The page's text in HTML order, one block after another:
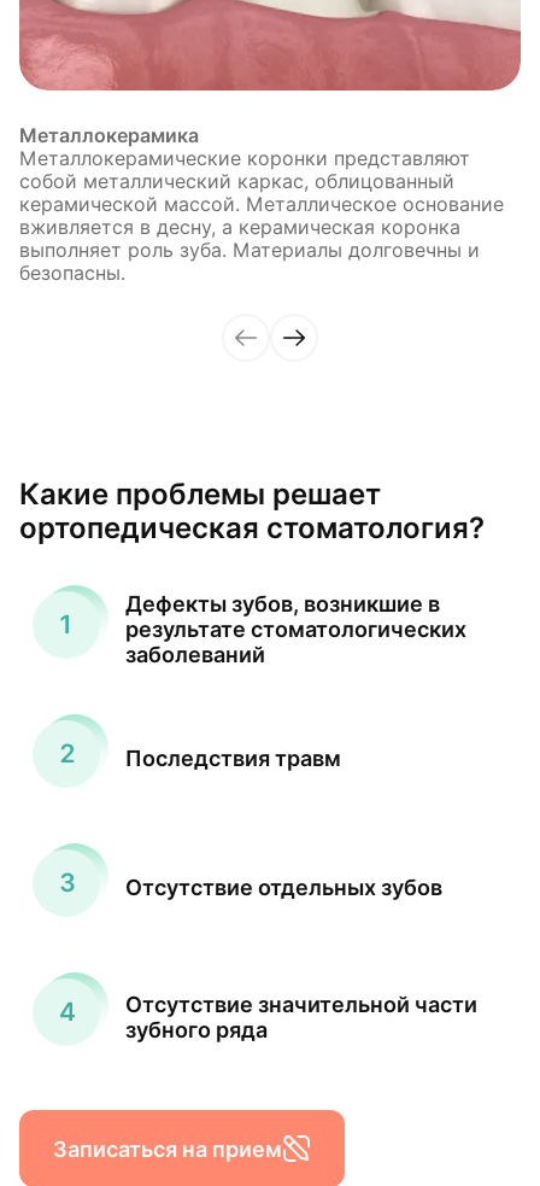
Металлокерамика
Металлокерамические коронки представляют
собой металлический каркас, облицованный
керамической массой. Металлическое основание
вживляется в десну, а керамическая коронка
выполняет роль зуба. Материалы долговечны и
безопасны.
Какие проблемы решает
ортопедическая стоматология?
Дефекты зубов, возникшие в
результате стоматологических
заболеваний
Последствия травм
Отсутствие отдельных зубов
Отсутствие значительной части
зубного ряда
Записаться на прием